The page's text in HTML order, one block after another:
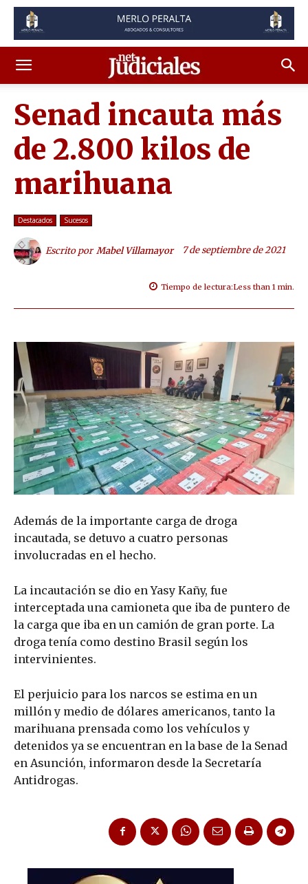
Senad incauta más
de 2.800 kilos de
marihuana
Destacados Sucesos
Escrito por Mabel Villamayor 7 de septiembre de 2021
Tiempo de lectura:Less than 1 min.
Además de la importante carga de droga
incautada, se detuvo a cuatro personas
involucradas en el hecho.
La incautación se dio en Yasy Kañy, fue
interceptada una camioneta que iba de puntero de
la carga que iba en un camión de gran porte. La
droga tenía como destino Brasil según los
intervinientes.
El perjuicio para los narcos se estima en un
millón y medio de dólares americanos, tanto la
marihuana prensada como los vehículos y
detenidos ya se encuentran en la base de la Senad
en Asunción, informaron desde la Secretaría
Antidrogas.